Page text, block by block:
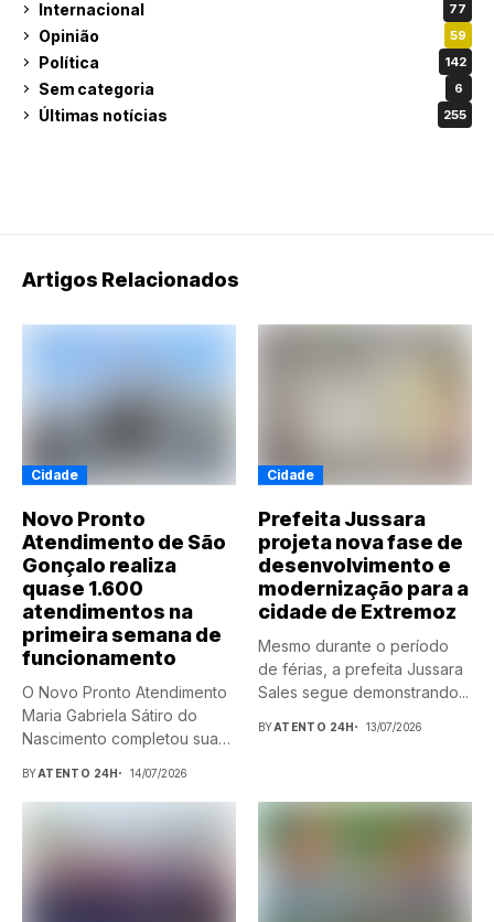
Internacional 77
Opinião 59
Política 142
Sem categoria 6
Últimas notícias 255
Artigos Relacionados
Cidade
Novo Pronto
Atendimento de São
Gonçalo realiza
quase 1.600
atendimentos na
primeira semana de
funcionamento
O Novo Pronto Atendimento
Maria Gabriela Sátiro do
Nascimento completou sua
BYATENTO 24H 14/07/2026
Cidade
Prefeita Jussara
projeta nova fase de
desenvolvimento e
modernização para a
cidade de Extremoz
Mesmo durante o período
de férias, a prefeita Jussara
Sales segue demonstrando...
BYATENTO 24H 13/07/2026